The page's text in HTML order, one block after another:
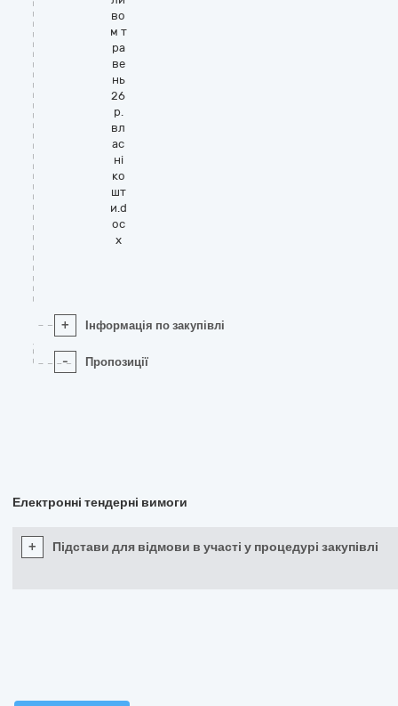
во
м т
ра
ве
нь
26
р.
вл
ас
ні
ко
шт
и.d
oc
x
+ Інформація по закупівлі
- Пропозиції
Електронні тендерні вимоги
+ Підстави для відмови в участі у процедурі закупівлі